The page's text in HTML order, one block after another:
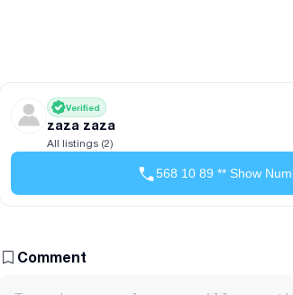
Verified
zaza zaza
All listings (2)
568 10 89 ** Show
Comment